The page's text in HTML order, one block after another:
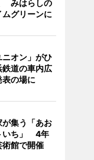
みはらしの
ムグリーンに
ニオン」がひ
道の車内広
表の場に
集う「あお
いち」 4年
館で開催